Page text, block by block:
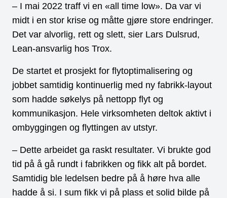
– I mai 2022 traff vi en «all time low». Da var vi
midt i en stor krise og måtte gjøre store endringer.
Det var alvorlig, rett og slett, sier Lars Dulsrud,
Lean-ansvarlig hos Trox.
De startet et prosjekt for flytoptimalisering og
jobbet samtidig kontinuerlig med ny fabrikk-layout
som hadde søkelys på nettopp flyt og
kommunikasjon. Hele virksomheten deltok aktivt i
ombyggingen og flyttingen av utstyr.
– Dette arbeidet ga raskt resultater. Vi brukte god
tid på å gå rundt i fabrikken og fikk alt på bordet.
Samtidig ble ledelsen bedre på å høre hva alle
hadde å si. I sum fikk vi på plass et solid bilde på